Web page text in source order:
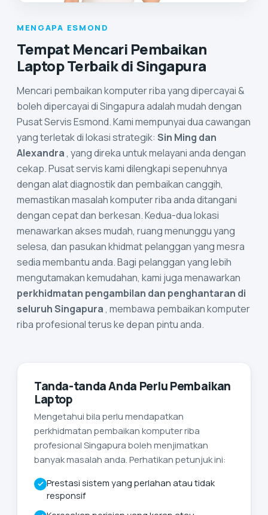
MENGAPA ESMOND
Tempat Mencari Pembaikan
Laptop Terbaik di Singapura
Mencari pembaikan komputer riba yang dipercayai &
boleh dipercayai di Singapura adalah mudah dengan
Pusat Servis Esmond. Kami mempunyai dua cawangan
yang terletak di lokasi strategik: Sin Ming dan
Alexandra, yang direka untuk melayani anda dengan
cekap. Pusat servis kami dilengkapi sepenuhnya
dengan alat diagnostik dan pembaikan canggih,
memastikan masalah komputer riba anda ditangani
dengan cepat dan berkesan. Kedua-dua lokasi
menawarkan akses mudah, ruang menunggu yang
selesa, dan pasukan khidmat pelanggan yang mesra
sedia membantu anda. Bagi pelanggan yang lebih
mengutamakan kemudahan, kami juga menawarkan
perkhidmatan pengambilan dan penghantaran di
seluruh Singapura, membawa pembaikan komputer
riba profesional terus ke depan pintu anda.
Tanda-tanda Anda Perlu Pembaikan
Laptop
Mengetahui bila perlu mendapatkan
perkhidmatan pembaikan komputer riba
profesional Singapura boleh menjimatkan
banyak masalah anda. Perhatikan petunjuk ini:
Prestasi sistem yang perlahan atau tidak
responsif